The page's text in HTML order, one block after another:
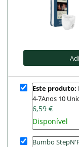
Este produto:
4-7Anos 10
6,59 €
Disponível
Bumbo